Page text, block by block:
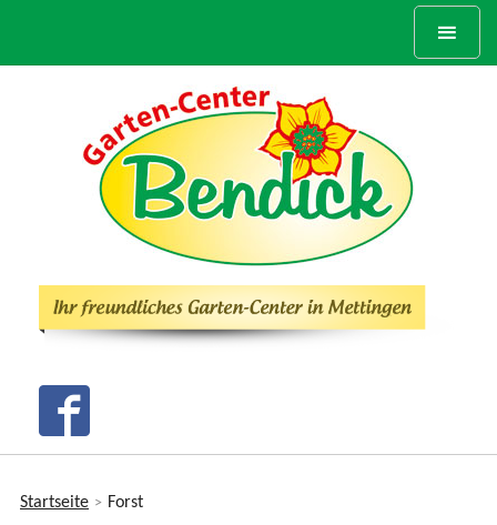
Startseite > Forst